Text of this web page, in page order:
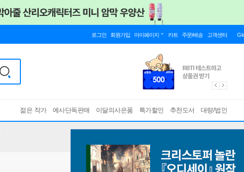
로그인 회원가입 마이페이지 카트 주문/배송 고객센터
젊은 작가 예사단독판매 이달의사은품 특가할인 추천도서 대량/법인